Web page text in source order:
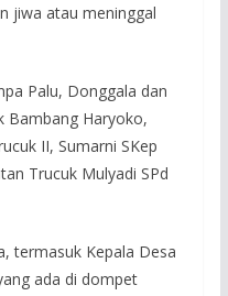
jiwa atau meninggal
Palu, Donggala dan
Bambang Haryoko,
II, Sumarni SKep
Trucuk Mulyadi SPd
termasuk Kepala Desa
ada di dompet